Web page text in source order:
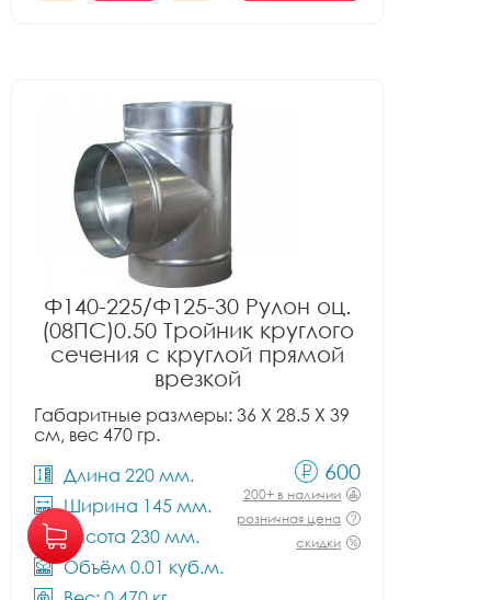
Ф140-225/Ф125-30 Рулон оц.
(08ПС)0.50 Тройник круглого
сечения с круглой прямой
врезкой
Габаритные размеры: 36 X 28.5 X 39
см, вес 470 гр.
Длина 220 мм.
Ширина 145 мм.
Высота 230 мм.
Объём 0.01 куб.м.
600
200+ в наличии
розничная цена
скидки